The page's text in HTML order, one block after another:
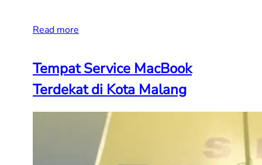
Read more
Tempat Service MacBook
Terdekat di Kota Malang